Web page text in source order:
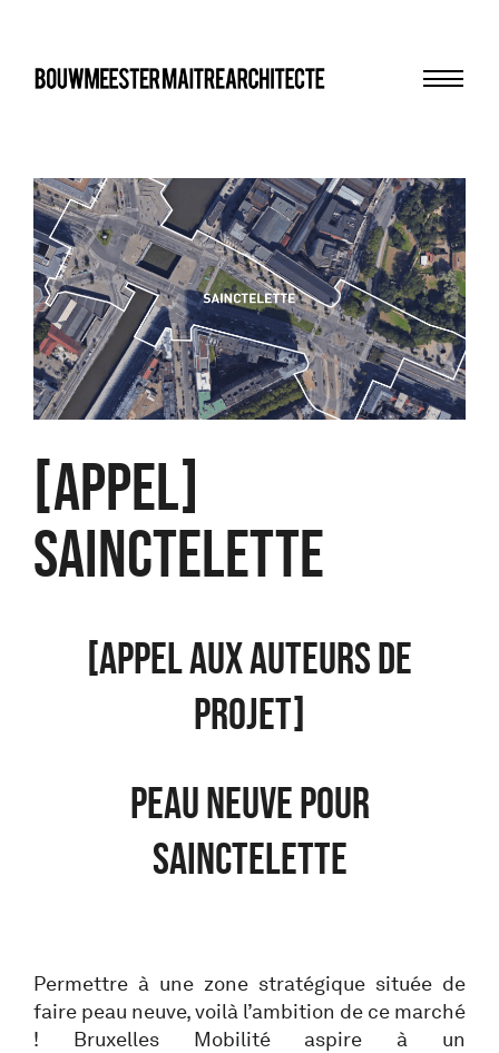
bma
[APPEL]
SAINCTELETTE
[APPEL AUX AUTEURS DE
PROJET]
PEAU NEUVE POUR
SAINCTELETTE
Permettre à une zone stratégique située de
faire peau neuve, voilà l’ambition de ce marché
! Bruxelles Mobilité aspire à un